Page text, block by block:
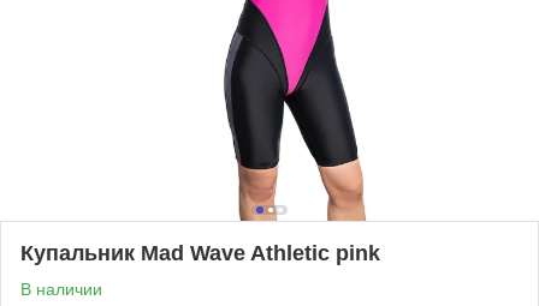
Купальник Mad Wave Athletic pink
В наличии